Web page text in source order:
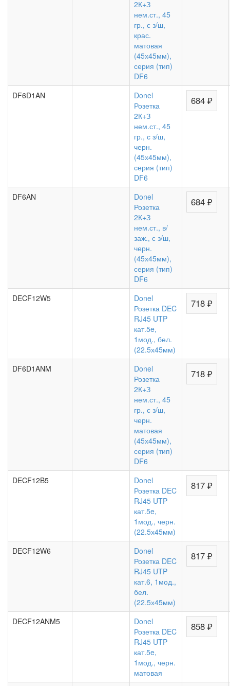
2К+З
нем.ст., 45
гр., с з/ш,
крас.
матовая
(45х45мм),
серия (тип)
DF6
DF6D1AN
Donel
Розетка
2К+З
нем.ст., 45
гр., с з/ш,
черн.
(45х45мм),
серия (тип)
DF6
684 ₽
DF6AN
Donel
Розетка
2К+З
нем.ст., в/
заж., с з/ш,
черн.
(45х45мм),
серия (тип)
DF6
684 ₽
DECF12W5
Donel
Розетка DEC
RJ45 UTP
кат.5e,
1мод., бел.
(22.5х45мм)
718 ₽
DF6D1ANM
Donel
Розетка
2К+З
нем.ст., 45
гр., с з/ш,
черн.
матовая
(45х45мм),
серия (тип)
DF6
718 ₽
DECF12B5
Donel
Розетка DEC
RJ45 UTP
кат.5e,
1мод., черн.
(22.5х45мм)
817 ₽
DECF12W6
Donel
Розетка DEC
RJ45 UTP
кат.6, 1мод.,
бел.
(22.5х45мм)
817 ₽
DECF12ANM5
Donel
Розетка DEC
RJ45 UTP
кат.5e,
1мод., черн.
матовая
858 ₽